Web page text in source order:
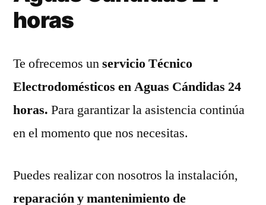
horas
Te ofrecemos unservicio Técnico
Electrodomésticos en Aguas Cándidas 24
horas. Para garantizar la asistencia continúa
en el momento que nos necesitas.
Puedes realizar con nosotros la instalación,
reparación y mantenimiento de